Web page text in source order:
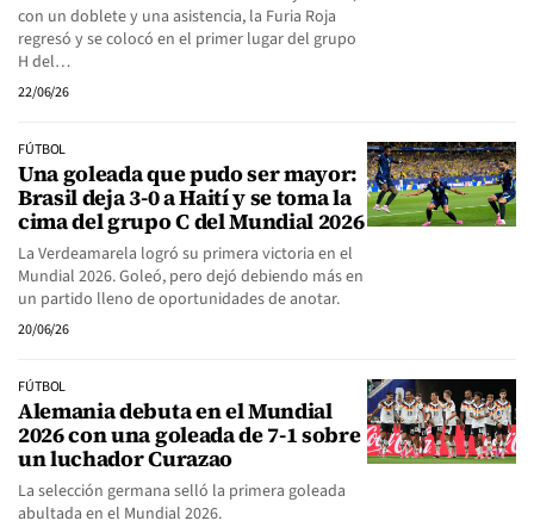
con un doblete y una asistencia, la Furia Roja
regresó y se colocó en el primer lugar del grupo
H del…
22/06/26
FÚTBOL
Una goleada que pudo ser mayor:
Brasil deja 3-0 a Haití y se toma la
cima del grupo C del Mundial 2026
La Verdeamarela logró su primera victoria en el
Mundial 2026. Goleó, pero dejó debiendo más en
un partido lleno de oportunidades de anotar.
20/06/26
FÚTBOL
Alemania debuta en el Mundial
2026 con una goleada de 7-1 sobre
un luchador Curazao
La selección germana selló la primera goleada
abultada en el Mundial 2026.